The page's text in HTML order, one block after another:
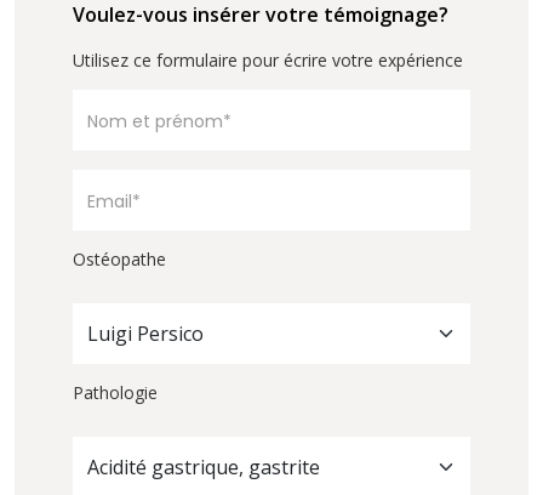
Voulez-vous insérer votre témoignage?
Utilisez ce formulaire pour écrire votre expérience
Ostéopathe
Luigi Persico
Pathologie
Acidité gastrique, gastrite